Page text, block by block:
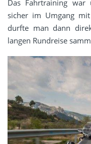
Das Fahrtraining
sicher im Umgang
durfte man dann
langen Rundreise